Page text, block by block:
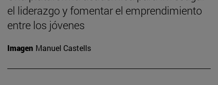
el liderazgo y fomentar el emprendimiento
entre los jóvenes
Imagen Manuel Castells